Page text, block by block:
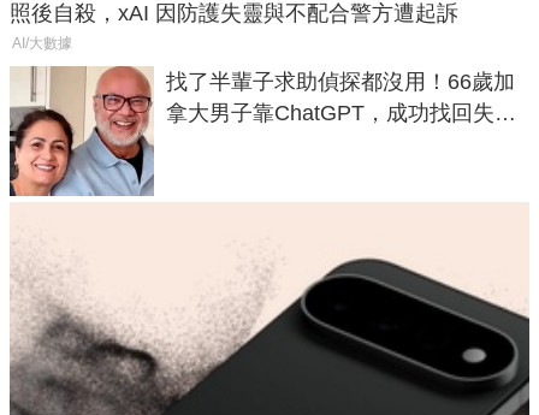
照後自殺，xAI 因防護失靈與不配合警方遭起訴
AI/大數據
找了半輩子求助偵探都沒用！66歲加
拿大男子靠ChatGPT，成功找回失散